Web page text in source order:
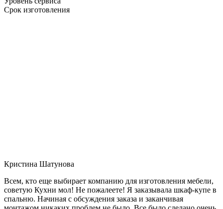
Срок изготовления
Кристина Шатунова
Всем, кто еще выбирает компанию для изготовления мебели,
советую Кухни мол! Не пожалеете! Я заказывала шкаф-купе в
спальню. Начиная с обсуждения заказа и заканчивая